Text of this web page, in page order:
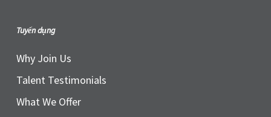
Tuyển dụng
Why Join Us
Talent Testimonials
What We Offer